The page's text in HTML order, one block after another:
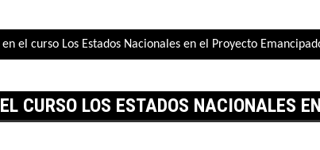
el curso Los Estados Nacionales en el Proyecto
CURSO LOS ESTADOS NACIONALES